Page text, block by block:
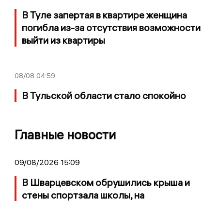
В Туле запертая в квартире женщина
погибла из-за отсутствия возможности
выйти из квартиры
08/08 04:59
В Тульской области стало спокойно
Главные новости
09/08/2026 15:09
В Шварцевском обрушились крыша и
стены спортзала школы, на